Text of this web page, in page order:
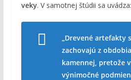
veky. V samotnej štúdii sa uvádza:
„Drevené artefakty
zachovajú z
kamennej, pretože
výnimočné